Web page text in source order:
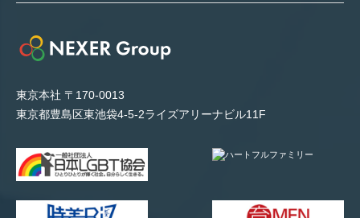
東京本社 〒170-0013
東京都豊島区東池袋4-5-2ライズアリーナビル11F